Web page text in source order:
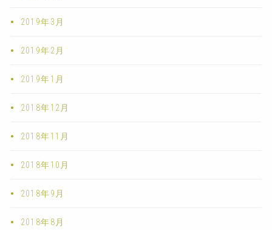
2019年3月
2019年2月
2019年1月
2018年12月
2018年11月
2018年10月
2018年9月
2018年8月